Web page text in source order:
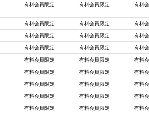
有料会員限定 有料会員限定 有料
有料会員限定 有料会員限定
有料
有料会員限定 有料会員限定
有料
有料会員限定 有料会員限定
有料
有料会員限定 有料会員限定
有料
有料会員限定 有料会員限定
有料
有料会員限定 有料会員限定
有料
有料会員限定 有料会員限定
有料
有料会員限定 有料会員限定
有料